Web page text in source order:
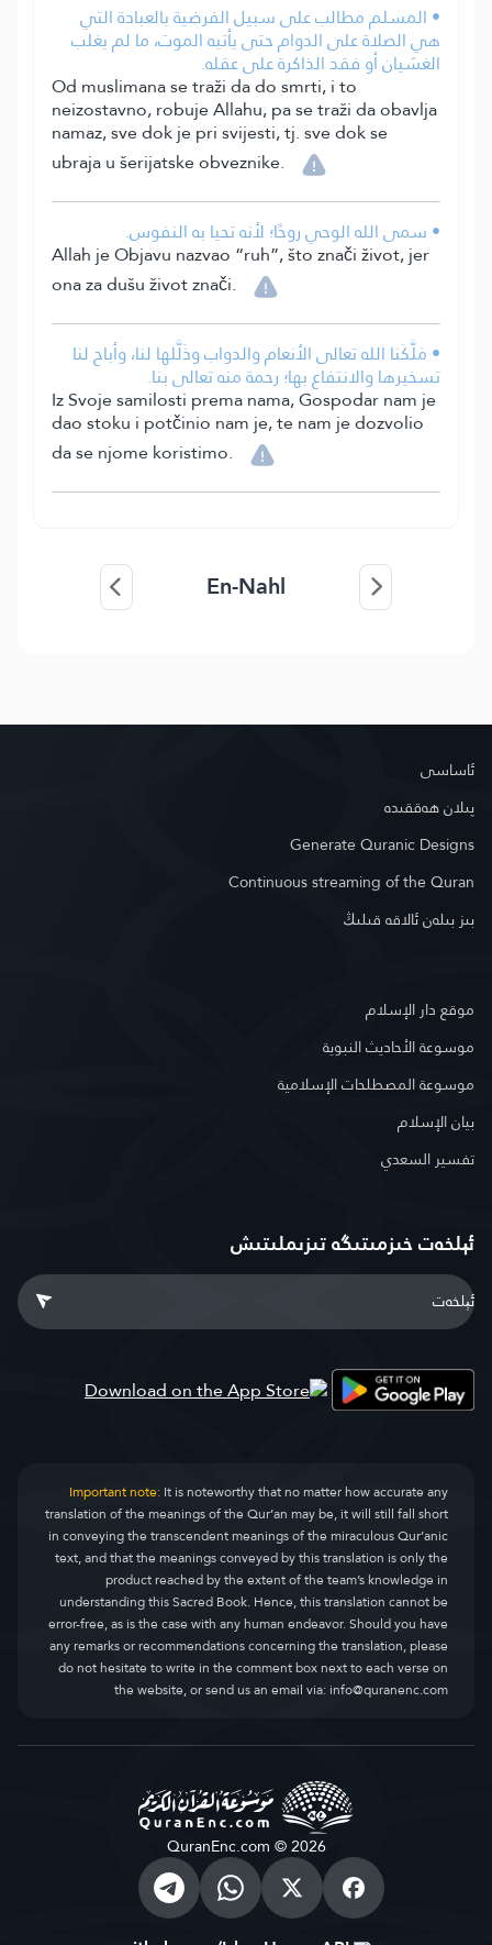
• المسلم مطالب على سبيل الفرضية بالعبادة التي
هي الصلاة على الدوام حتى يأتيه الموت، ما لم يغلب
الغشيان أو فقد الذاكرة على عقله.
Od muslimana se traži da do smrti, i to
neizostavno, robuje Allahu, pa se traži da obavlja
namaz, sve dok je pri svijesti, tj. sve dok se
ubraja u šerijatske obveznike.
• سمى الله الوحي روحًا؛ لأنه تحيا به النفوس.
Allah je Objavu nazvao “ruh”, što znači život, jer
ona za dušu život znači.
• مَلَّكَنا الله تعالى الأنعام والدواب وذَلَّلها لنا، وأباح لنا
تسخيرها والانتفاع بها؛ رحمة منه تعالى بنا.
Iz Svoje samilosti prema nama, Gospodar nam je
dao stoku i potčinio nam je, te nam je dozvolio
da se njome koristimo.
En-Nahl
ئاساسى
پىلان ھەققىدە
Generate Quranic Designs
Continuous streaming of the Quran
بىز بىلەن ئالاقە قىلىڭ
موقع دار الإسلام
موسوعة الأحاديث النبوية
موسوعة المصطلحات الإسلامية
بيان الإسلام
تفسير السعدي
ئېلخەت خىزمىتىگە تىزىملىتىش
Important note:It is noteworthy that no matter how accurate any
translation of the meanings of the Qur’an may be, it will still fall short
in conveying the transcendent meanings of the miraculous Qur’anic
text, and that the meanings conveyed by this translation is only the
product reached by the extent of the team’s knowledge in
understanding this Sacred Book. Hence, this translation cannot be
error-free, as is the case with any human endeavor. Should you have
any remarks or recommendations concerning the translation, please
do not hesitate to write in the comment box next to each verse on
the website, or send us an email via:info@quranenc.com
QuranEnc.com © 2026